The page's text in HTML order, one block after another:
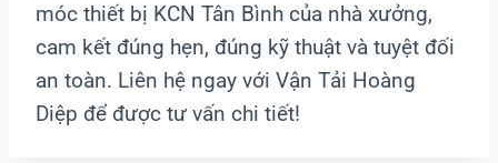
móc thiết bị KCN Tân Bình của nhà xưởng,
cam kết đúng hẹn, đúng kỹ thuật và tuyệt đối
an toàn. Liên hệ ngay với Vận Tải Hoàng
Diệp để được tư vấn chi tiết!